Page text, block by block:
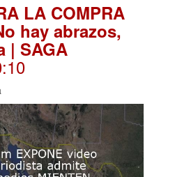
LA COMPRA
hay abrazos,
| SAGA